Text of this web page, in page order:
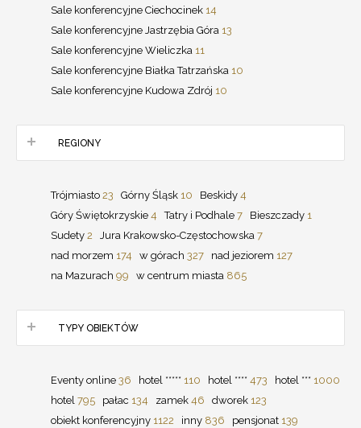
Sale konferencyjne Ciechocinek 14
Sale konferencyjne Jastrzębia Góra 13
Sale konferencyjne Wieliczka 11
Sale konferencyjne Białka Tatrzańska 10
Sale konferencyjne Kudowa Zdrój 10
REGIONY
Trójmiasto 23 Górny Śląsk 10 Beskidy 4
Góry Świętokrzyskie 4 Tatry i Podhale 7 Bieszczady 1
Sudety 2 Jura Krakowsko-Częstochowska 7
nad morzem 174 w górach 327 nad jeziorem 127
na Mazurach 99 w centrum miasta 865
TYPY OBIEKTÓW
Eventy online 36 hotel ***** 110 hotel **** 473 hotel *** 1000
hotel 795 pałac 134 zamek 46 dworek 123
obiekt konferencyjny 1122 inny 836 pensjonat 139